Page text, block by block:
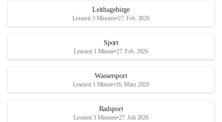
Maßnahmen zur Bekämpfung
Rebe und der Amerikanischen
Anhang VBl. EU Nr. 18
1 Seite•1,4 MB
VBl. EU Nr. 18_2026
Leithagebirge
Lesezeit 3 Minuten•27. Feb. 2026
Sport
Lesezeit 1 Minute•27. Feb. 2026
Wassersport
Lesezeit 1 Minute•26. März 2026
Radsport
Lesezeit 3 Minuten•27. Juli 2026